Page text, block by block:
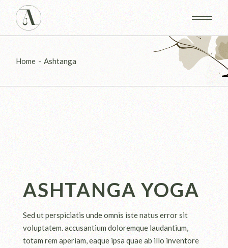
Home Ashtanga
ASHTANGA YOGA
Sed ut perspiciatis unde omnis iste natus error sit
voluptatem. accusantium doloremque laudantium,
totam rem aperiam, eaque ipsa quae ab illo inventore